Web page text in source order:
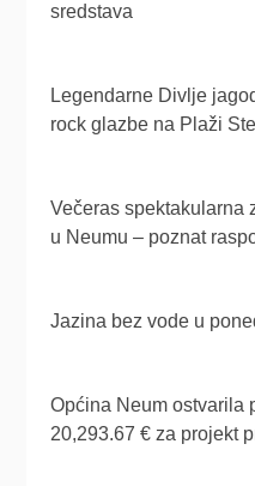
sredstava
Legendarne Divlje
rock glazbe na Plaži
Večeras spektakularna
u Neumu – poznat
Jazina bez vode u
Općina Neum ostvarila
20,293.67 € za projekt